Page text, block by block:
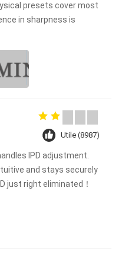
presets cover most
in sharpness is
Utile (8987)
IPD adjustment.
and stays securely
just right eliminated！